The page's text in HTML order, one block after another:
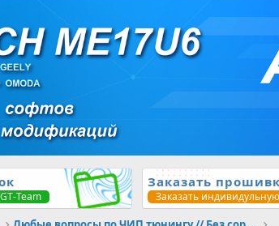
Team
Заказать
Заказать